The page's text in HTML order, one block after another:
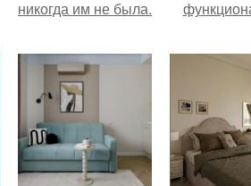
никогда им не была.